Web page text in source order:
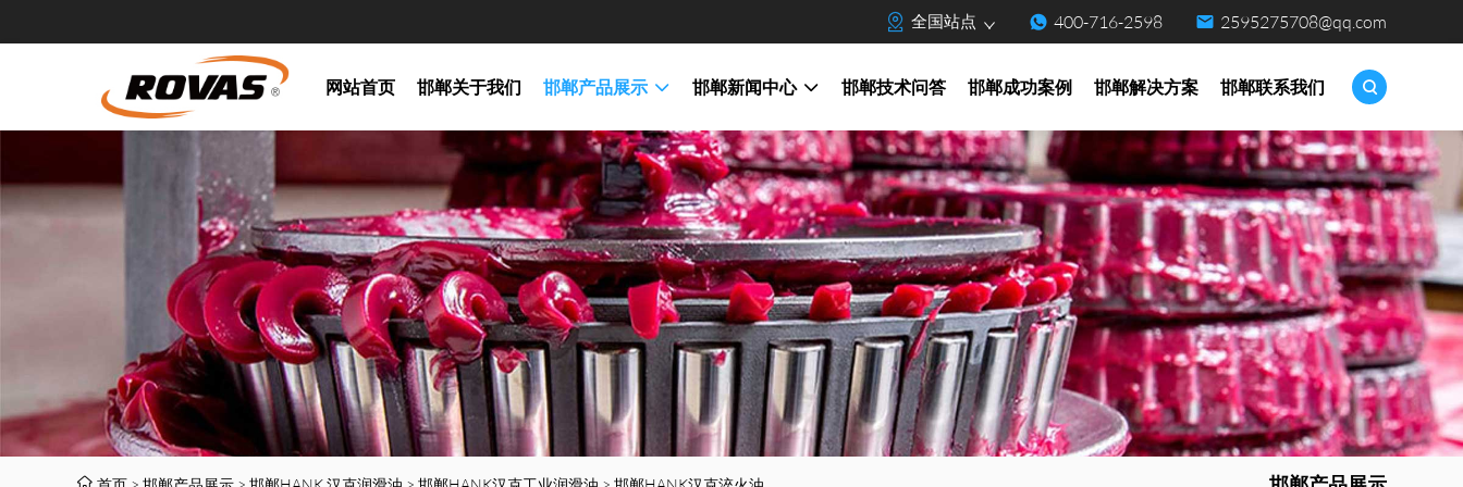
全国站点 400-716-2598 2595275708@qq.com
网站首页 邯郸关于我们 邯郸产品展示 邯郸新闻中心 邯郸技术问答 邯郸成功案例 邯郸解决方案 邯郸联系我们